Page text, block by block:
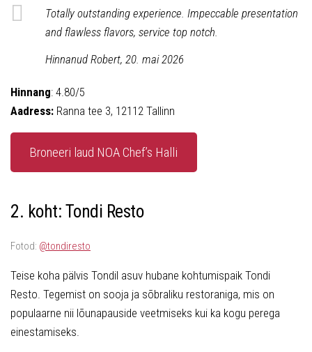
Totally outstanding experience. Impeccable presentation
and flawless flavors, service top notch.
Hinnanud Robert, 20. mai 2026
Hinnang: 4.80/5
Aadress: Ranna tee 3, 12112 Tallinn
Broneeri laud NOA Chef’s Halli
2. koht: Tondi Resto
Fotod: @tondiresto
Teise koha pälvis Tondil asuv hubane kohtumispaik Tondi
Resto. Tegemist on sooja ja sõbraliku restoraniga, mis on
populaarne nii lõunapauside veetmiseks kui ka kogu perega
einestamiseks.